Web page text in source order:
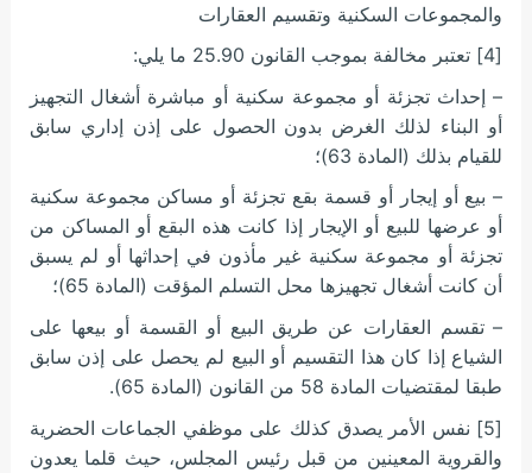
والمجموعات السكنية وتقسيم العقارات
[4] تعتبر مخالفة بموجب القانون 25.90 ما يلي:
– إحداث تجزئة أو مجموعة سكنية أو مباشرة أشغال التجهيز
أو البناء لذلك الغرض بدون الحصول على إذن إداري سابق
للقيام بذلك (المادة 63)؛
– بيع أو إيجار أو قسمة بقع تجزئة أو مساكن مجموعة سكنية
أو عرضها للبيع أو الإيجار إذا كانت هذه البقع أو المساكن من
تجزئة أو مجموعة سكنية غير مأذون في إحداثها أو لم يسبق
أن كانت أشغال تجهيزها محل التسلم المؤقت (المادة 65)؛
– تقسم العقارات عن طريق البيع أو القسمة أو بيعها على
الشياع إذا كان هذا التقسيم أو البيع لم يحصل على إذن سابق
طبقا لمقتضيات المادة 58 من القانون (المادة 65).
[5] نفس الأمر يصدق كذلك على موظفي الجماعات الحضرية
والقروية المعينين من قبل رئيس المجلس، حيث قلما يعدون